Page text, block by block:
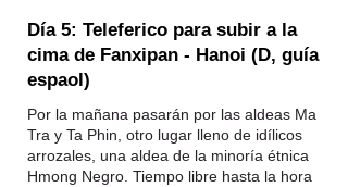
Día 5: Teleferico para subir a la
cima de Fanxipan - Hanoi (D, guía
espaol)
Por la mañana pasarán por las aldeas Ma
Tra y Ta Phin, otro lugar lleno de idílicos
arrozales, una aldea de la minoría étnica
Hmong Negro. Tiempo libre hasta la hora